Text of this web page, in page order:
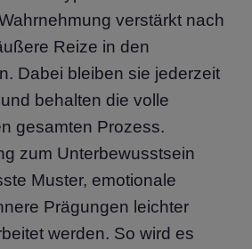
verstärkt nach
Reize in den
Dabei bleiben sie jederzeit
behalten die volle
gesamten Prozess.
zum Unterbewusstsein
Muster, emotionale
Prägungen leichter
werden. So wird es